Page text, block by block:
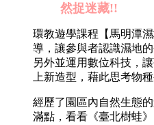
然捉迷藏!!
環教遊學課程【馬明潭
導，讓參與者認識濕地
另外並運用數位科技，
上新造型，藉此思考物
經歷了園區內自然生態
滿點，看看《臺北樹蛙